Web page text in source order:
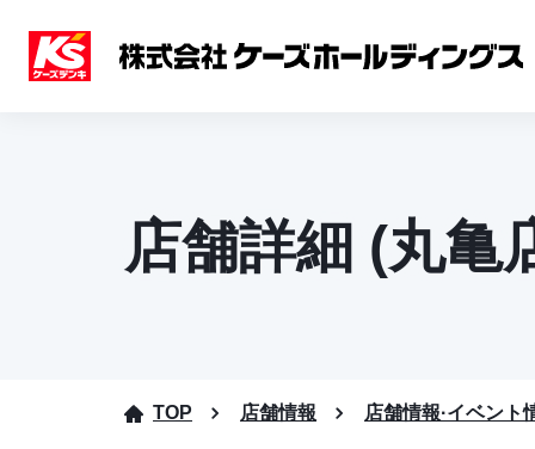
店舗詳細 (丸亀
TOP 店舗情報 店舗情報·イベント